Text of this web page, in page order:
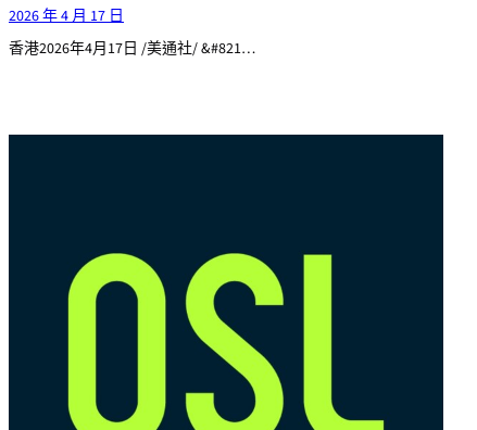
2026 年 4 月 17 日
香港2026年4月17日 /美通社/ &#821…